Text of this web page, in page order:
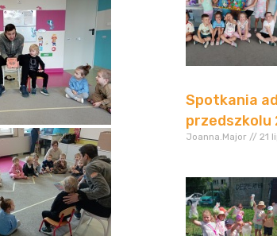
Spotkania
przedszkolu
Joanna.Major 21